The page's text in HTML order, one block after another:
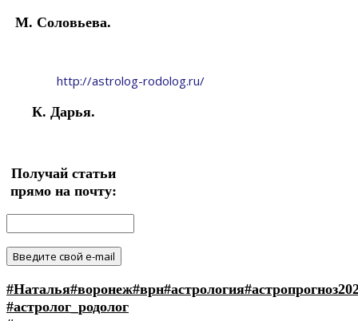
М. Соловьева.
http://astrolog-rodolog.ru/
К. Дарья.
Получай статьи
прямо на почту:
#Наталья#воронеж#врн#астрология
#астролог_родолог